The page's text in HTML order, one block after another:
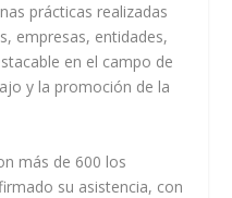
prácticas realizadas
empresas, entidades,
en el campo de
y la promoción de la
más de 600 los
su asistencia, con